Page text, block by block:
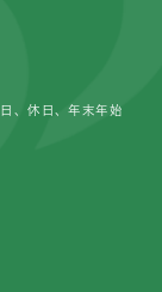
、休日、年末年始